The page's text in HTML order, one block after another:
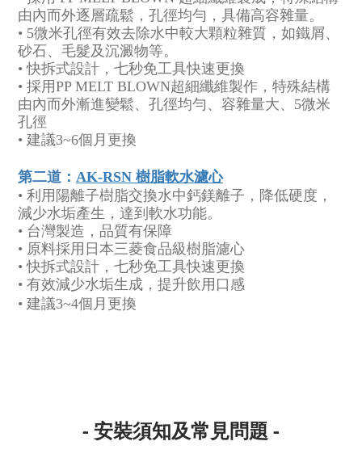
由內而外逐層疏鬆，孔徑均勻，具備高容雜量。
• 5微米孔徑有效去除水中較大顆粒雜質，如鐵屑、
砂石、毛髮及沉澱物等。
• 快拆式設計，七秒免工具快速更換
• 採用PP MELT BLOWN超細纖維製作，特殊結構
由內而外漸進變鬆、孔徑均勻、容雜量大、5微米
孔徑
• 建議3~6個月更換
第二道： AK-RSN 樹脂軟水濾心
• 利用陽離子樹脂交換水中鈣鎂離子，降低硬度，
減少水垢產生，達到軟水功能。
• 台灣製造，品質有保障
• 原料採用日本三菱食品級樹脂濾心
• 快拆式設計，七秒免工具快速更換
• 有效減少水垢生成，提升飲用口感
• 建議3~4個月更換
- 安裝須知及常見問題 -